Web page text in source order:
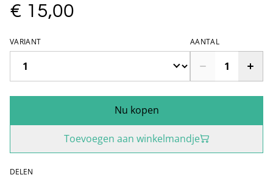
€ 15,00
VARIANT AANTAL
Nu kopen
Toevoegen aan winkelmandje
DELEN